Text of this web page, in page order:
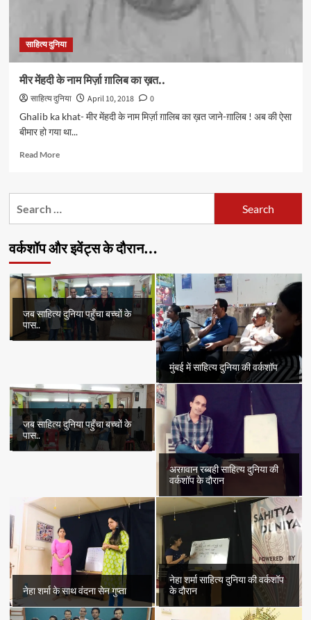
लिखा
ख़त
साहित्य दुनिया
मीर मेंहदी के नाम मिर्ज़ा ग़ालिब का ख़त..
साहित्य दुनिया April 10, 2018
0
Ghalib ka khat- मीर मेंहदी के नाम मिर्ज़ा ग़ालिब का ख़त जाने-ग़ालिब ! अब की ऐसा
बीमार हो गया था...
Read MoreRead
मीर
मिर्ज़ा
ग़ालिब
का
ख़त..
वर्कशॉप और इवेंट्स के दौरान…
जब साहित्य दुनिया पहुँचा बच्चों के
पास..
मुंबई में साहित्य दुनिया की वर्कशॉप
जब साहित्य दुनिया पहुँचा बच्चों के
पास..
अरग़वान रब्बही साहित्य दुनिया की
वर्कशॉप के दौरान
नेहा शर्मा के साथ वंदना सेन गुप्ता
नेहा शर्मा साहित्य दुनिया की वर्कशॉप
के दौरान